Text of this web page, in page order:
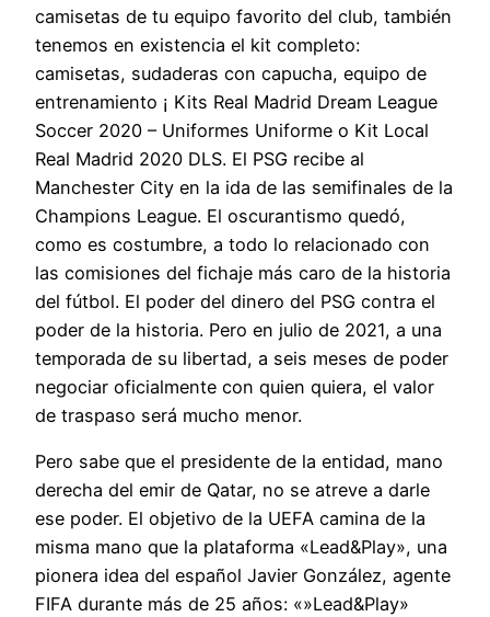
camisetas de tu equipo favorito del club, también
tenemos en existencia el kit completo:
camisetas, sudaderas con capucha, equipo de
entrenamiento ¡ Kits Real Madrid Dream League
Soccer 2020 – Uniformes Uniforme o Kit Local
Real Madrid 2020 DLS. El PSG recibe al
Manchester City en la ida de las semifinales de la
Champions League. El oscurantismo quedó,
como es costumbre, a todo lo relacionado con
las comisiones del fichaje más caro de la historia
del fútbol. El poder del dinero del PSG contra el
poder de la historia. Pero en julio de 2021, a una
temporada de su libertad, a seis meses de poder
negociar oficialmente con quien quiera, el valor
de traspaso será mucho menor.
Pero sabe que el presidente de la entidad, mano
derecha del emir de Qatar, no se atreve a darle
ese poder. El objetivo de la UEFA camina de la
misma mano que la plataforma «Lead&Play», una
pionera idea del español Javier González, agente
FIFA durante más de 25 años: «»Lead&Play»